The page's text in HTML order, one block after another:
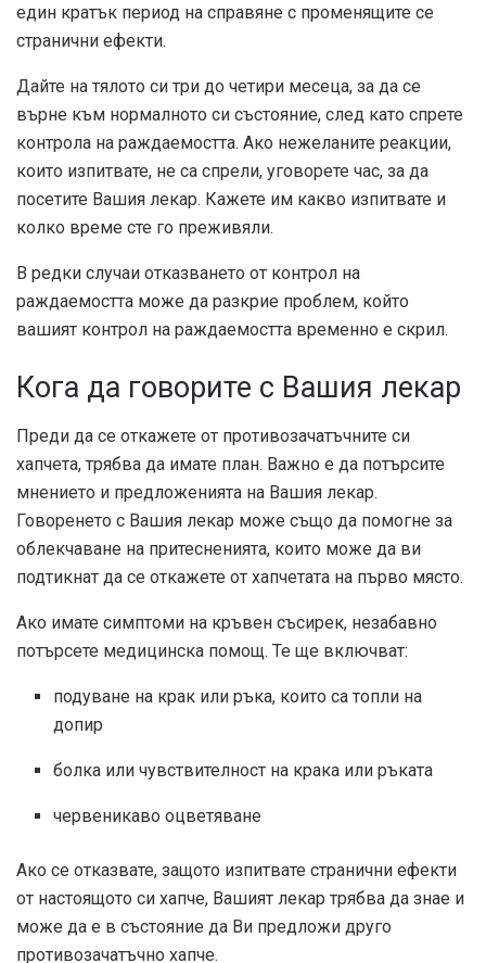
един кратък период на справяне с променящите се
странични ефекти.
Дайте на тялото си три до четири месеца, за да се
върне към нормалното си състояние, след като спрете
контрола на раждаемостта. Ако нежеланите реакции,
които изпитвате, не са спрели, уговорете час, за да
посетите Вашия лекар. Кажете им какво изпитвате и
колко време сте го преживяли.
В редки случаи отказването от контрол на
раждаемостта може да разкрие проблем, който
вашият контрол на раждаемостта временно е скрил.
Кога да говорите с Вашия лекар
Преди да се откажете от противозачатъчните си
хапчета, трябва да имате план. Важно е да потърсите
мнението и предложенията на Вашия лекар.
Говоренето с Вашия лекар може също да помогне за
облекчаване на притесненията, които може да ви
подтикнат да се откажете от хапчетата на първо място.
Ако имате симптоми на кръвен съсирек, незабавно
потърсете медицинска помощ. Те ще включват:
подуване на крак или ръка, които са топли на
допир
болка или чувствителност на крака или ръката
червеникаво оцветяване
Ако се отказвате, защото изпитвате странични ефекти
от настоящото си хапче, Вашият лекар трябва да знае и
може да е в състояние да Ви предложи друго
противозачатъчно хапче.